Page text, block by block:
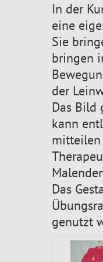
In der
eine
Sie
bringen
der
Das Bild
kann
mitteilen
Das
genutzt